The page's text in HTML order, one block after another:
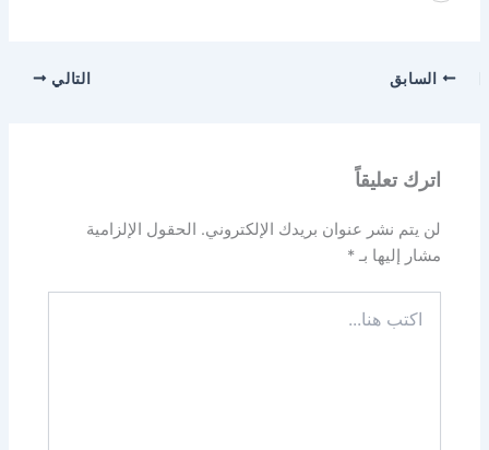
السابق التالي
اترك تعليقاً
لن يتم نشر عنوان بريدك الإلكتروني. الحقول الإلزامية
مشار إليها بـ*
هنا...